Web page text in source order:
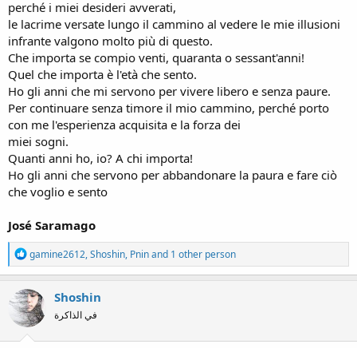
perché i miei desideri avverati,
le lacrime versate lungo il cammino al vedere le mie illusioni
infrante valgono molto più di questo.
Che importa se compio venti, quaranta o sessant'anni!
Quel che importa è l'età che sento.
Ho gli anni che mi servono per vivere libero e senza paure.
Per continuare senza timore il mio cammino, perché porto
con me l'esperienza acquisita e la forza dei
miei sogni.
Quanti anni ho, io? A chi importa!
Ho gli anni che servono per abbandonare la paura e fare ciò
che voglio e sento
José Saramago
R
e
a
c
t
i
o
n
gamine2612,Shoshin, Pninand 1 other person
Shoshin
في الذاكرة